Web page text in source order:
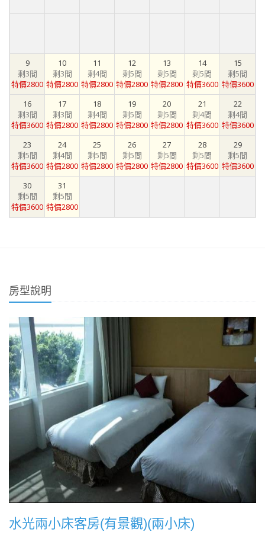
9
剩3間
特價2800
10
剩3間
特價2800
11
剩4間
特價2800
12
剩5間
特價2800
13
剩5間
特價2800
14
剩5間
特價3600
15
剩5間
特價3600
16
剩3間
特價3600
17
剩3間
特價2800
18
剩4間
特價2800
19
剩5間
特價2800
20
剩5間
特價2800
21
剩4間
特價3600
22
剩4間
特價3600
23
剩5間
特價3600
24
剩4間
特價2800
25
剩5間
特價2800
26
剩5間
特價2800
27
剩5間
特價2800
28
剩5間
特價3600
29
剩5間
特價3600
30
剩5間
特價3600
31
剩5間
特價2800
房型說明
水光兩小床客房(有景觀)(兩小床)